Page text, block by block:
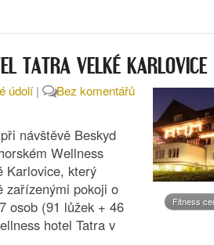
TATRA VELKÉ KARLOVICE
Fitness
údolí|
Bez komentářů
návštěvě Beskyd
Wellness
Karlovice, který
zařízenými pokoji o
osob (91 lůžek + 46
hotel Tatra v